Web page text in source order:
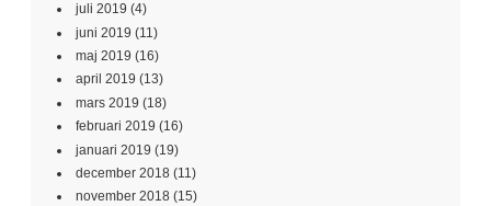
juli 2019 (4)
juni 2019 (11)
maj 2019 (16)
april 2019 (13)
mars 2019 (18)
februari 2019 (16)
januari 2019 (19)
december 2018 (11)
november 2018 (15)